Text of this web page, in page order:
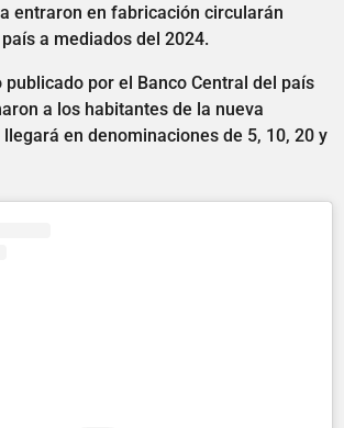
entraron en fabricación circularán
a mediados del 2024.
publicado por el Banco Central del país
a los habitantes de la nueva
en denominaciones de 5, 10, 20 y